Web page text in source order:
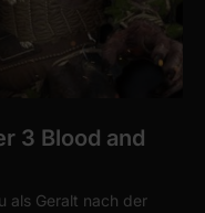
3 Blood and
als Geralt nach der